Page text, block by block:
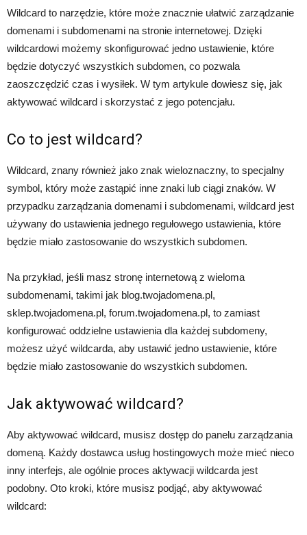
Wildcard to narzędzie, które może znacznie ułatwić zarządzanie
domenami i subdomenami na stronie internetowej. Dzięki
wildcardowi możemy skonfigurować jedno ustawienie, które
będzie dotyczyć wszystkich subdomen, co pozwala
zaoszczędzić czas i wysiłek. W tym artykule dowiesz się, jak
aktywować wildcard i skorzystać z jego potencjału.
Co to jest wildcard?
Wildcard, znany również jako znak wieloznaczny, to specjalny
symbol, który może zastąpić inne znaki lub ciągi znaków. W
przypadku zarządzania domenami i subdomenami, wildcard jest
używany do ustawienia jednego regułowego ustawienia, które
będzie miało zastosowanie do wszystkich subdomen.
Na przykład, jeśli masz stronę internetową z wieloma
subdomenami, takimi jak blog.twojadomena.pl,
sklep.twojadomena.pl, forum.twojadomena.pl, to zamiast
konfigurować oddzielne ustawienia dla każdej subdomeny,
możesz użyć wildcarda, aby ustawić jedno ustawienie, które
będzie miało zastosowanie do wszystkich subdomen.
Jak aktywować wildcard?
Aby aktywować wildcard, musisz dostęp do panelu zarządzania
domeną. Każdy dostawca usług hostingowych może mieć nieco
inny interfejs, ale ogólnie proces aktywacji wildcarda jest
podobny. Oto kroki, które musisz podjąć, aby aktywować
wildcard: